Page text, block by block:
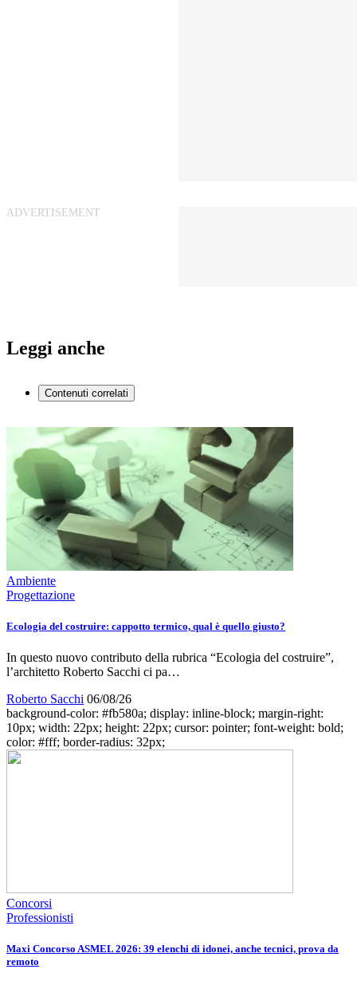
Leggi anche
Contenuti correlati
Ambiente
Progettazione
Ecologia del costruire: cappotto termico, qual è quello giusto?
In questo nuovo contributo della rubrica “Ecologia del costruire”,
l’architetto Roberto Sacchi ci pa…
Roberto Sacchi 06/08/26
background-color: #fb580a; display: inline-block; margin-right:
10px; width: 22px; height: 22px; cursor: pointer; font-weight: bold;
color: #fff; border-radius: 32px;
Concorsi
Professionisti
Maxi Concorso ASMEL 2026: 39 elenchi di idonei, anche tecnici, prova da
remoto